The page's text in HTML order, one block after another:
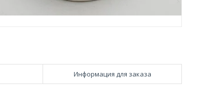
Информация для заказа